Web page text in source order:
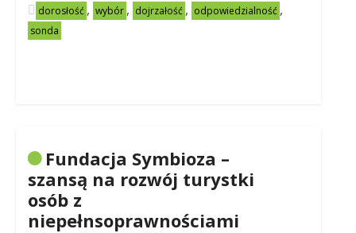
dorosłość , wybór , dojrzałość , odpowiedzialność ,
sonda
Fundacja Symbioza –
szansą na rozwój turystki
osób z
niepełnsoprawnościami